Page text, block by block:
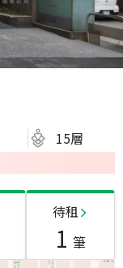
15層
待租
1 筆